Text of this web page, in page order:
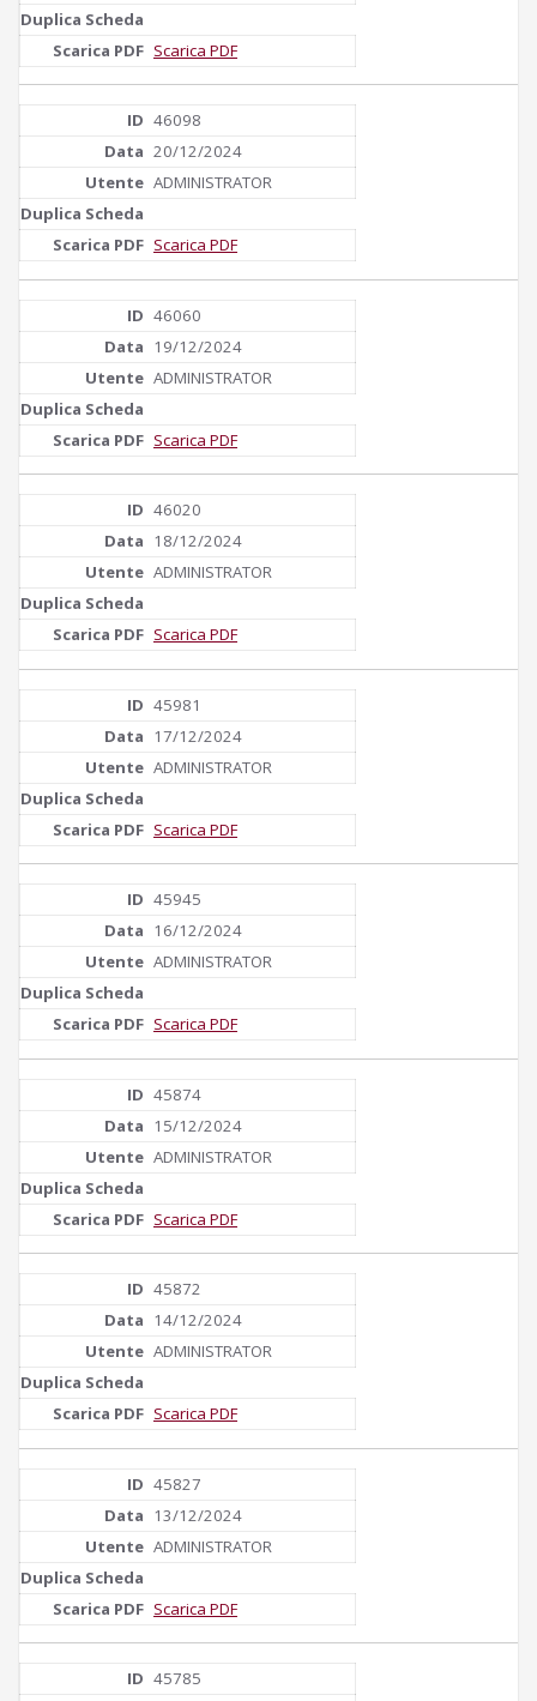
Scarica PDF
46098
20/12/2024
ADMINISTRATOR
Scarica PDF
46060
19/12/2024
ADMINISTRATOR
Scarica PDF
46020
18/12/2024
ADMINISTRATOR
Scarica PDF
45981
17/12/2024
ADMINISTRATOR
Scarica PDF
45945
16/12/2024
ADMINISTRATOR
Scarica PDF
45874
15/12/2024
ADMINISTRATOR
Scarica PDF
45872
14/12/2024
ADMINISTRATOR
Scarica PDF
45827
13/12/2024
ADMINISTRATOR
Scarica PDF
45785